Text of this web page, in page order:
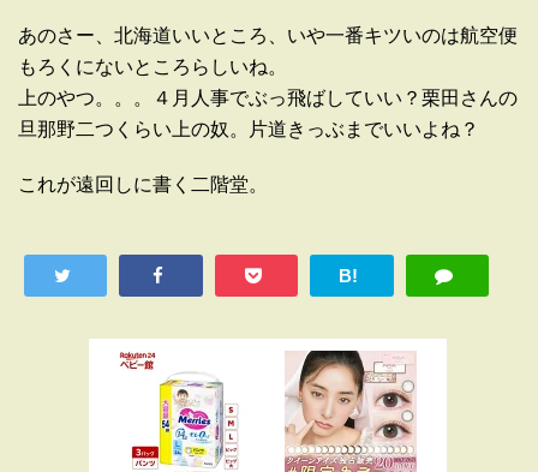
あのさー、北海道いいところ、いや一番キツいのは航空便
もろくにないところらしいね。
上のやつ。。。４月人事でぶっ飛ばしていい？栗田さんの
旦那野二つくらい上の奴。片道きっぶまでいいよね？
これが遠回しに書く二階堂。
B!